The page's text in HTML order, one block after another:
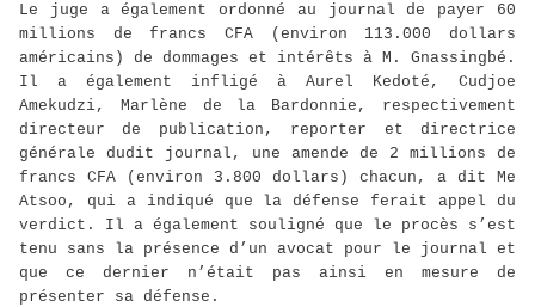
Le juge a également ordonné au journal de payer 60
millions de francs CFA (environ 113.000 dollars
américains) de dommages et intérêts à M. Gnassingbé.
Il a également infligé à Aurel Kedoté, Cudjoe
Amekudzi, Marlène de la Bardonnie, respectivement
directeur de publication, reporter et directrice
générale dudit journal, une amende de 2 millions de
francs CFA (environ 3.800 dollars) chacun, a dit Me
Atsoo, qui a indiqué que la défense ferait appel du
verdict. Il a également souligné que le procès s’est
tenu sans la présence d’un avocat pour le journal et
que ce dernier n’était pas ainsi en mesure de
présenter sa défense.